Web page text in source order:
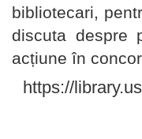
bibliotecari,
discuta despre
acțiune în
https://